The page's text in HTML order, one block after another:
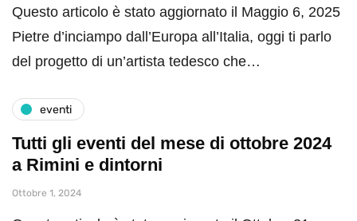
Questo articolo è stato aggiornato il Maggio 6, 2025
Pietre d’inciampo dall’Europa all’Italia, oggi ti parlo
del progetto di un’artista tedesco che…
eventi
Tutti gli eventi del mese di ottobre 2024
a Rimini e dintorni
Ottobre 1, 2024